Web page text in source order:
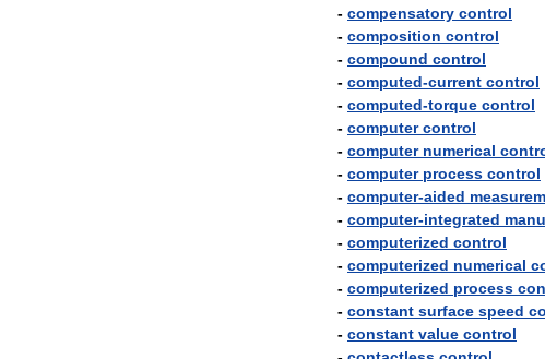
- compensatory control
- composition control
- compound control
- computed-current control
- computed-torque control
- computer control
- computer numerical
- computer process control
- computer-aided
- computer-integrated
- computerized control
- computerized numerical
- computerized process
- constant surface speed
- constant value control